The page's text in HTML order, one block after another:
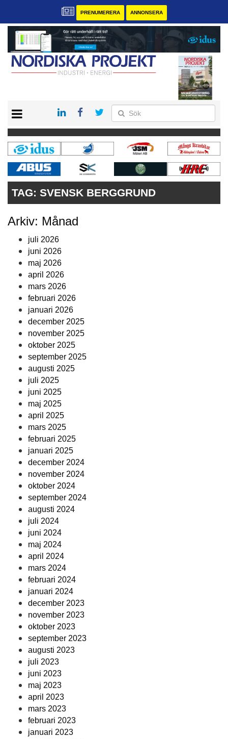
PRENUMERERA ANNONSERA
KONTAKT
VÅRA ANDRA MAGASIN
PRENUMERERA
ANNONSERA
TAG: SVENSK BERGGRUND
Arkiv: Månad
juli 2026
juni 2026
maj 2026
april 2026
mars 2026
februari 2026
januari 2026
december 2025
november 2025
oktober 2025
september 2025
augusti 2025
juli 2025
juni 2025
maj 2025
april 2025
mars 2025
februari 2025
januari 2025
december 2024
november 2024
oktober 2024
september 2024
augusti 2024
juli 2024
juni 2024
maj 2024
april 2024
mars 2024
februari 2024
januari 2024
december 2023
november 2023
oktober 2023
september 2023
augusti 2023
juli 2023
juni 2023
maj 2023
april 2023
mars 2023
februari 2023
januari 2023